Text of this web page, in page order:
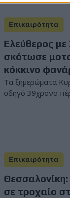
Επικαιρότητα
Ελεύθερος με
σκότωσε
κόκκινο
Τα ξημερώματα
οδηγό 39χρονο
Επικαιρότητα
σε τροχαίο